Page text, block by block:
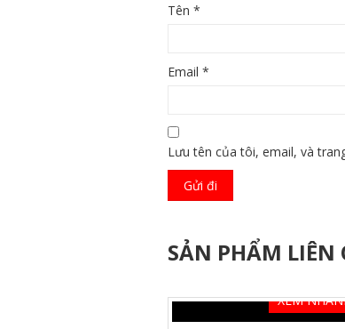
Tên*
Email*
Lưu tên của tôi, email, và
SẢN PHẨM LIÊN
XEM